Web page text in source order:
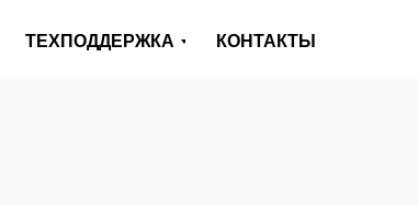
КОНТАКТЫ
ТЕХПОДДЕРЖКА